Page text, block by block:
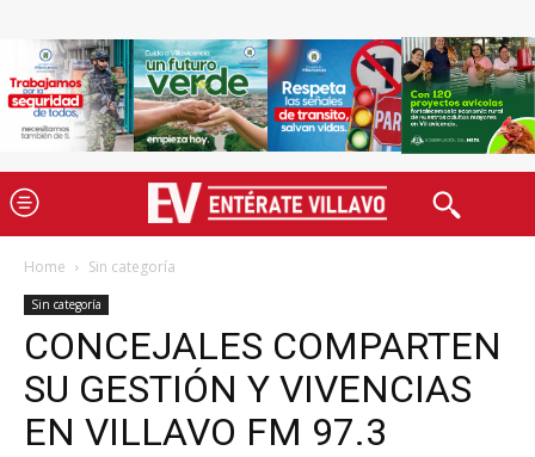
Home Sin categoría
Sin categoría
CONCEJALES COMPARTEN
SU GESTIÓN Y VIVENCIAS
EN VILLAVO FM 97.3